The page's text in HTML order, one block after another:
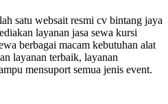
satu websait resmi cv bintang jaya
layanan jasa sewa kursi
berbagai macam kebutuhan alat
layanan terbaik, layanan
mensuport semua jenis event.